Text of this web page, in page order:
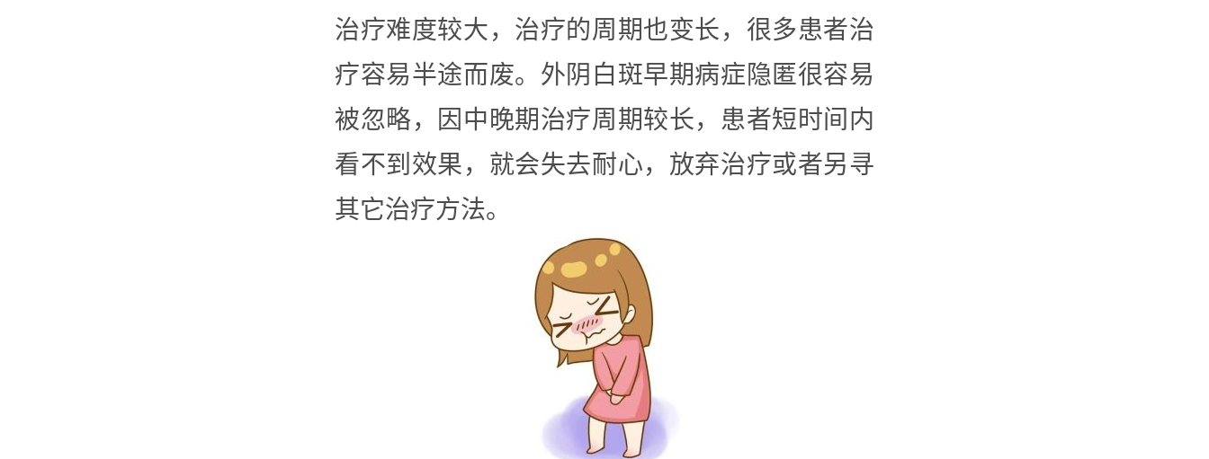
治疗难度较大，治疗的周期也变长，很多患者治
疗容易半途而废。外阴白斑早期病症隐匿很容易
被忽略，因中晚期治疗周期较长，患者短时间内
看不到效果，就会失去耐心，放弃治疗或者另寻
其它治疗方法。